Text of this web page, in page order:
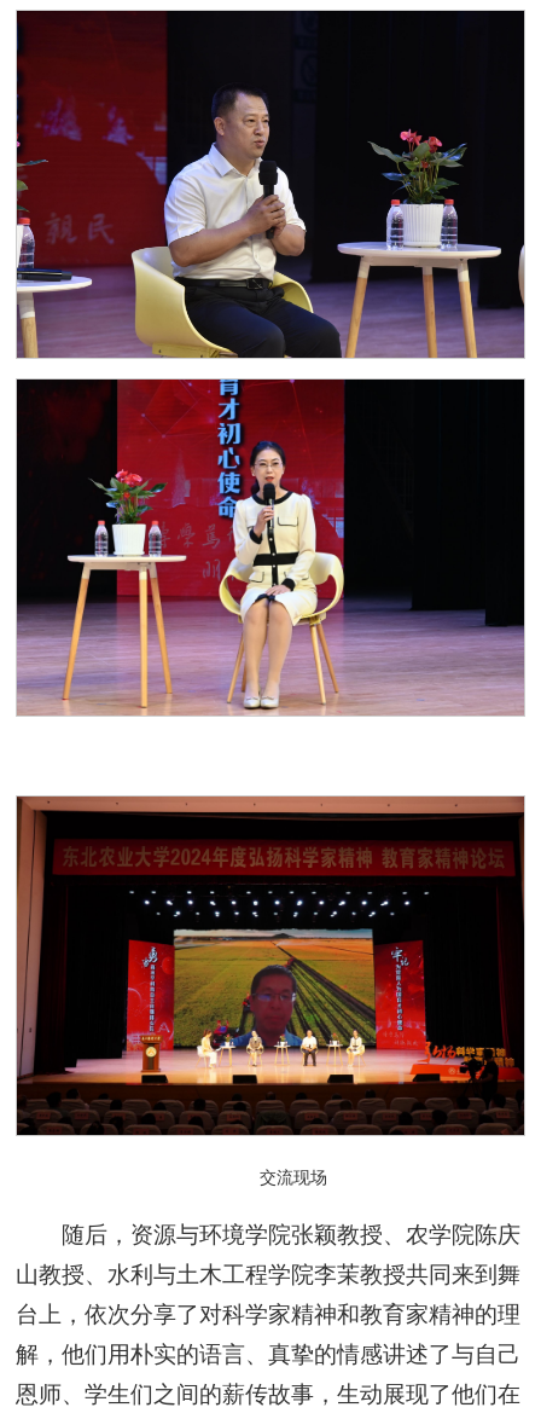
交流现场
随后，资源与环境学院张颖教授、农学院陈庆
山教授、水利与土木工程学院李茉教授共同来到舞
台上，依次分享了对科学家精神和教育家精神的理
解，他们用朴实的语言、真挚的情感讲述了与自己
恩师、学生们之间的薪传故事，生动展现了他们在